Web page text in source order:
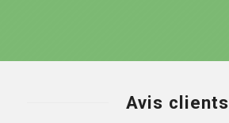
Avis clients